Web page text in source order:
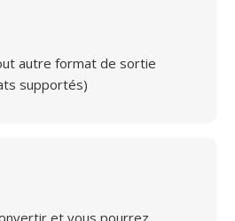
autre format de sortie
supportés)
et vous pourrez